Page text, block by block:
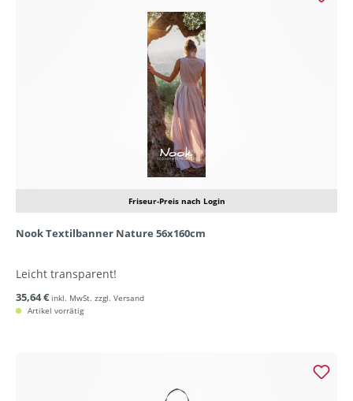
Friseur-Preis nach Login
Nook Textilbanner Nature 56x160cm
Leicht transparent!
35,64 € inkl. MwSt. zzgl. Versand
Artikel vorrätig